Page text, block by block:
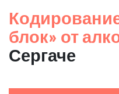
блок» от
Сергаче